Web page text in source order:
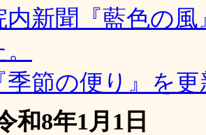
内新聞『藍色の
季節の便り』を
和8年1月1日